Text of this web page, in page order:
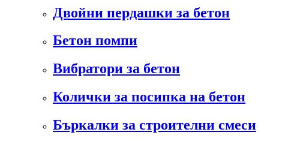
Двойни пердашки за бетон
Бетон помпи
Вибратори за бетон
Колички за посипка на бетон
Бъркалки за строителни смеси